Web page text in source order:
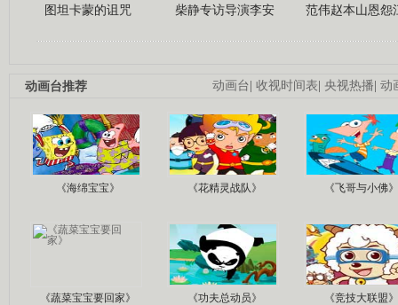
图坦卡蒙的诅咒 柴静专访导演李安 范伟赵本山恩怨
动画台| 收视时间表| 央视热播| 动
动画台推荐
《海绵宝宝》 《花精灵战队》 《飞哥与小佛》
《蔬菜宝宝要回家》 《功夫总动员》 《竞技大联盟》